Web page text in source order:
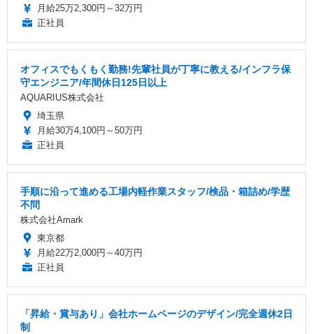
月給25万2,300円～32万円
正社員
オフィスでもくもく勤務!先輩社員が丁寧に教える/インフラ保
守エンジニア/年間休日125日以上
AQUARIUS株式会社
埼玉県
月給30万4,100円～50万円
正社員
手順に沿って進める工場内軽作業スタッフ/検品・箱詰め/学歴
不問
株式会社Amark
東京都
月給22万2,000円～40万円
正社員
「昇給・賞与あり」会社ホームページのデザイン/完全週休2日
制